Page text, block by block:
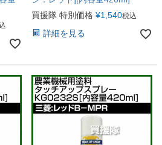
買援隊 特別価格 ¥1,540税込
詳細を見る